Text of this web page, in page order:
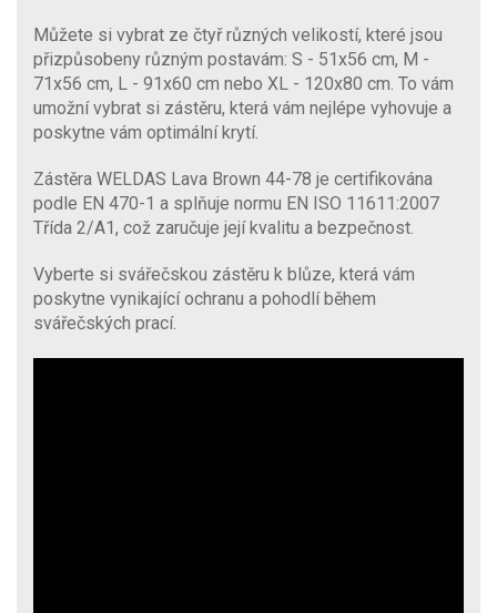
Můžete si vybrat ze čtyř různých velikostí, které jsou
přizpůsobeny různým postavám: S - 51x56 cm, M -
71x56 cm, L - 91x60 cm nebo XL - 120x80 cm. To vám
umožní vybrat si zástěru, která vám nejlépe vyhovuje a
poskytne vám optimální krytí.
Zástěra WELDAS Lava Brown 44-78 je certifikována
podle EN 470-1 a splňuje normu EN ISO 11611:2007
Třída 2/A1, což zaručuje její kvalitu a bezpečnost.
Vyberte si svářečskou zástěru k blůze, která vám
poskytne vynikající ochranu a pohodlí během
svářečských prací.